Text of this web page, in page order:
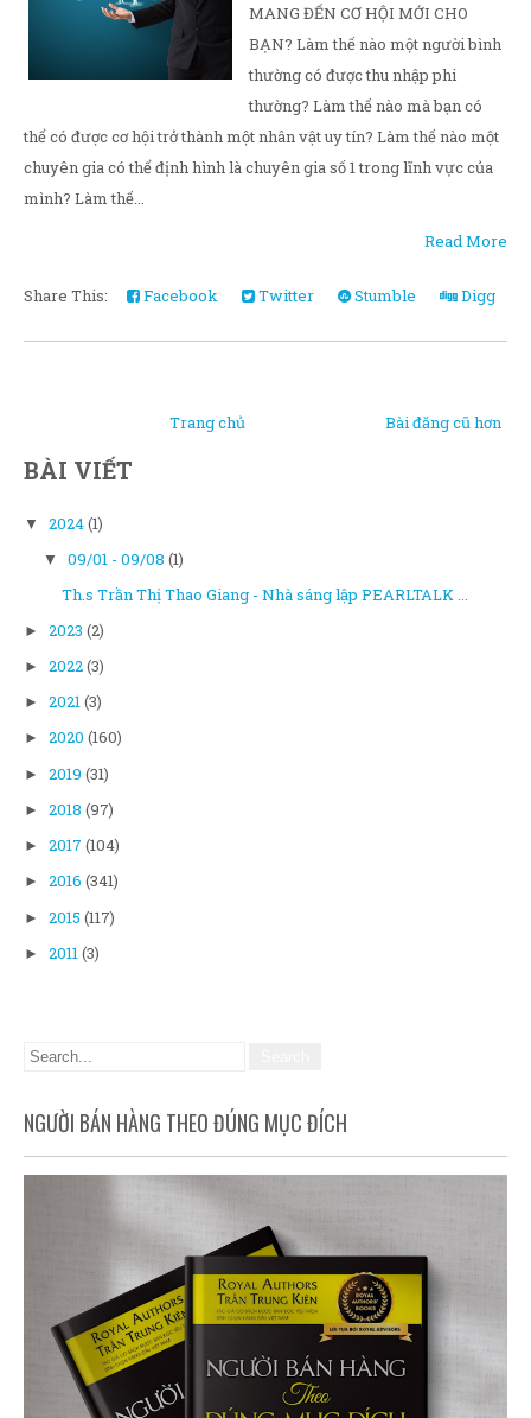
MANG ĐẾN CƠ HỘI MỚI CHO
BẠN? Làm thế nào một người bình
thường có được thu nhập phi
thường? Làm thế nào mà bạn có
thể có được cơ hội trở thành một nhân vật uy tín? Làm thế nào một
chuyên gia có thể định hình là chuyên gia số 1 trong lĩnh vực của
mình? Làm thế...
Read More
Share This: Facebook Twitter Stumble Digg
Bài đăng cũ hơn
Trang chủ
BÀI VIẾT
▼ 2024(1)
▼ 09/01 - 09/08 (1)
Th.s Trần Thị Thao Giang - Nhà sáng lập PEARLTALK ...
► 2023 (2)
► 2022(3)
► 2021(3)
► 2020 (160)
► 2019 (31)
► 2018 (97)
► 2017 (104)
► 2016 (341)
► 2015 (117)
► 2011(3)
NGƯỜI BÁN HÀNG THEO ĐÚNG MỤC ĐÍCH